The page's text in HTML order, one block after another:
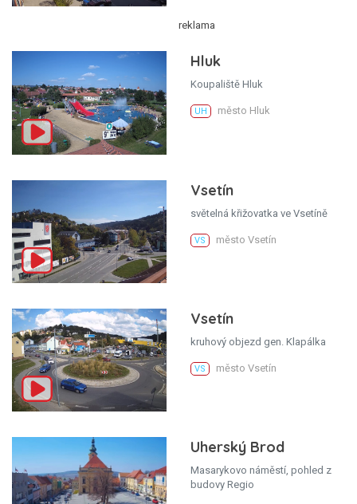
Hluk
Koupaliště Hluk
UH město Hluk
Vsetín
světelná křižovatka ve Vsetíně
VS město Vsetín
Vsetín
kruhový objezd gen. Klapálka
VS město Vsetín
Uherský Brod
Masarykovo náměstí, pohled z
budovy Regio